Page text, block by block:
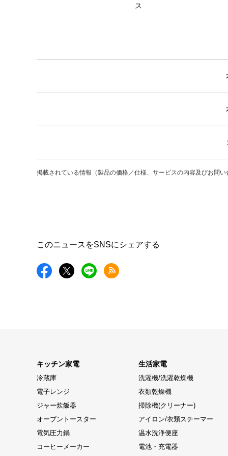
ス
掲載されている情報（製品の価格／仕様、サービスの内容及びお問
このニュースをSNSにシェアする
キッチン家電
冷蔵庫
電子レンジ
ジャー炊飯器
オーブントースター
電気圧力鍋
コーヒーメーカー
生活家電
洗濯機/洗濯乾燥機
衣類乾燥機
掃除機(クリーナー)
アイロン/衣類スチーマー
温水洗浄便座
電池・充電器